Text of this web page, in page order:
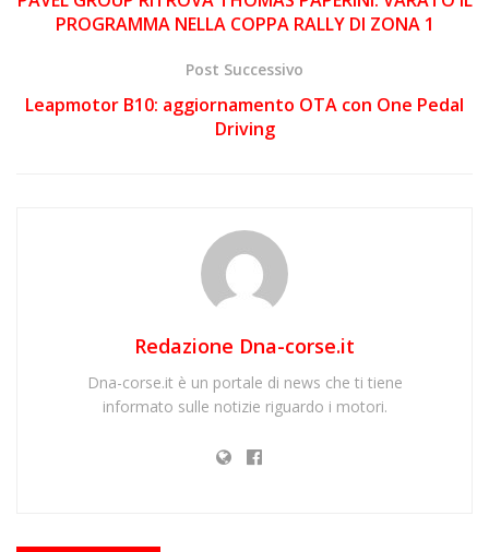
PROGRAMMA NELLA COPPA RALLY DI ZONA 1
Post Successivo
Leapmotor B10: aggiornamento OTA con One Pedal
Driving
Redazione Dna-corse.it
Dna-corse.it è un portale di news che ti tiene
informato sulle notizie riguardo i motori.